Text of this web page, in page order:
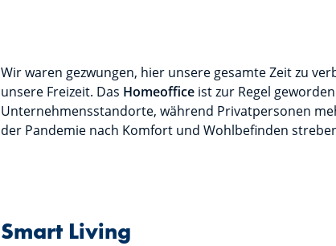
Wir waren gezwungen, hier unsere gesamte Zeit zu
unsere Freizeit. Das Homeofficeist zur Regel
Unternehmensstandorte, während Privatpersonen
der Pandemie nach Komfort und Wohlbefinden
Smart Living